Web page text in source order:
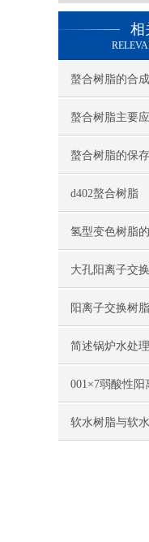
相
螯合树脂的合
螯合树脂主要
螯合树脂的保
d402螯合树脂
氢型变色树脂
大孔阳离子交
点
阳离子交换树
产过程
简述锅炉水处
001×7弱酸性
货
软水树脂与软